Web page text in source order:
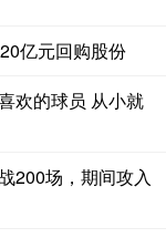
亿元回购股份
欢的球员 从小就
200场，期间攻入